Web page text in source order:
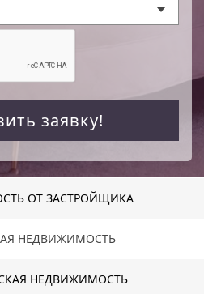
заявку!
ОТ ЗАСТРОЙЩИКА
НЕДВИЖИМОСТЬ
НЕДВИЖИМОСТЬ